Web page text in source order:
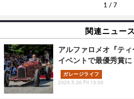
1 / 7
関連ニュース
アルファロメオ『テ
イベントで最優秀賞に
ガレージライフ
2025.5.30 Fri 13:00